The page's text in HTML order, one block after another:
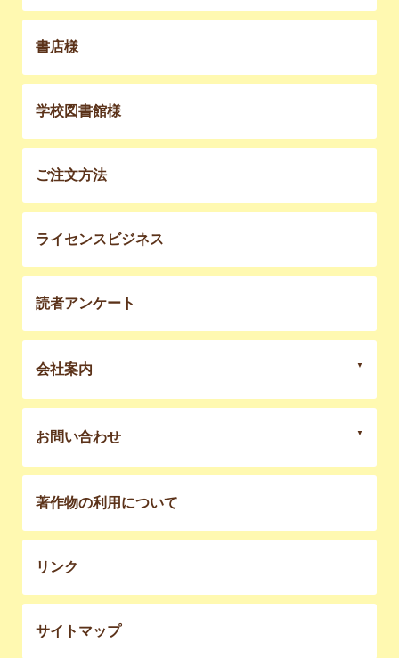
書店様
学校図書館様
ご注文方法
ライセンスビジネス
読者アンケート
会社案内
お問い合わせ
著作物の利用について
リンク
サイトマップ